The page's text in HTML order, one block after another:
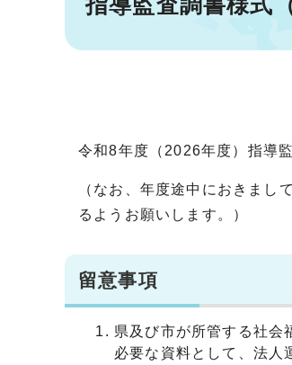
令和8年度（2026年度）指導
（なお、年度途中におきまし
るようお願いします。）
留意事項
県及び市が所管する社会
必要な資料として、法